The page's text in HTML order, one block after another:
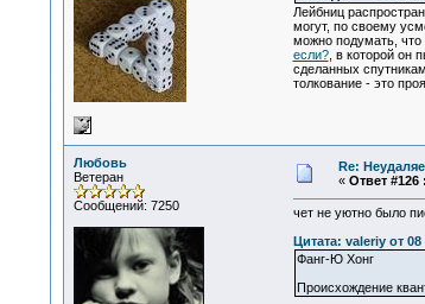
Лейбниц
могут, по своему
можно подумать,
если?, в которой он
сделанных
толкование - это
Любовь
Ветеран
Сообщений: 7250
Re:
« Ответ #126 :
чет не уютно было
Цитата: valeriy от
Фанг-Ю Хонг
Происхождение